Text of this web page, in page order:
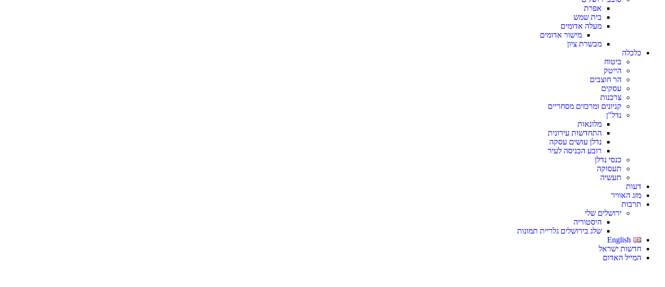
אפרת
בית שמש
מעלה אדומים
מישור אדומים
מבשרת ציון
כלכלה
ביטוח
הייטק
הר חוצבים
עסקים
צרכנות
קניונים ומרכזים מסחריים
נדל"ן
מלונאות
התחדשות עירונית
נדלן עושים עסקה
רובע הכניסה לעיר
כנסי נדלן
תעסוקה
תעשיה
דעות
מזג האוויר
תרבות
ירושלים שלי
היסטוריה
שלג בירושלים גלריית תמונות
English
חדשות ישראל
המייל האדום